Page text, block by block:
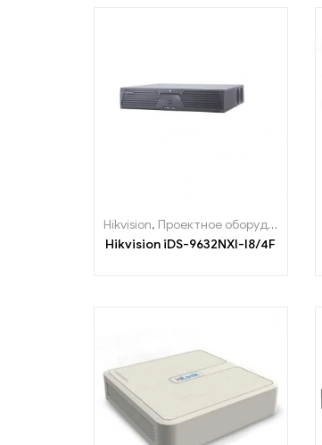
Hikvision, Проектное оборудование
Hikvision iDS-9632NXI-I8/4F